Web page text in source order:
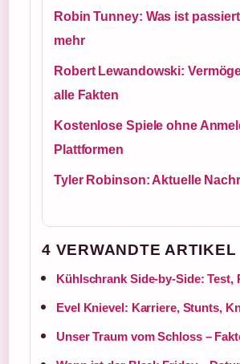
Robin Tunney: Was ist
mehr
Robert Lewandowski:
alle Fakten
Kostenlose Spiele ohne
Plattformen
Tyler Robinson: Aktuelle
4 VERWANDTE ARTIKEL
Kühlschrank Side-by-Side: Test,
Evel Knievel: Karriere, Stunts,
Unser Traum vom Schloss –